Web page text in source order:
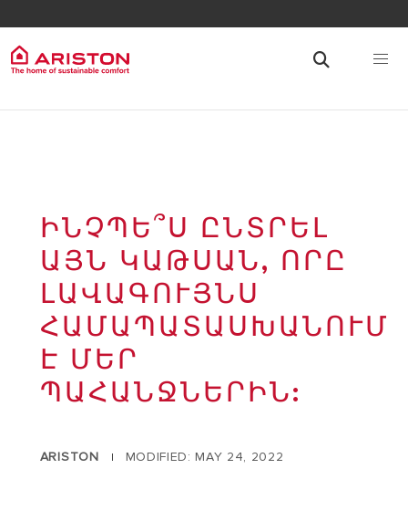
ԻՆՉՊԵ՞Ս ԸՆՏՐԵԼ
ԱՅՆ ԿԱԹՍԱՆ, ՈՐԸ
ԼԱՎԱԳՈՒՅՆՍ
ՀԱՄԱՊԱՏԱՍԽԱՆՈՒՄ
Է ՄԵՐ
ՊԱՀԱՆՋՆԵՐԻՆ:
ARISTON | MODIFIED: MAY 24, 2022